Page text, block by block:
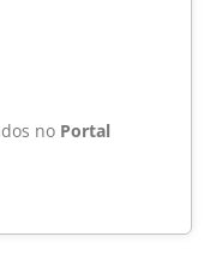
no Portal